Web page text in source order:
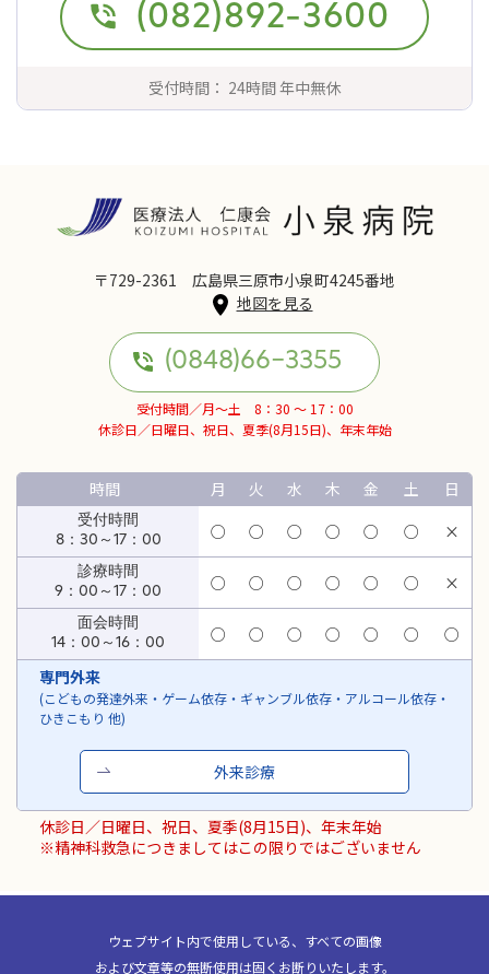
(082)892-3600
受付時間： 24時間 年中無休
〒729-2361 広島県三原市小泉町4245番地
地図を見る
(0848)66-3355
受付時間／月～土 8：30 ～ 17：00
休診日／日曜日、祝日、夏季(8月15日)、年末年始
時間 月 火 水 木 金 土 日
受付時間
8：30～17：00
○ ○ ○ ○ ○ ○ ×
診療時間
9：00～17：00
○ ○ ○ ○ ○ ○ ×
面会時間
14：00～16：00
○ ○ ○ ○ ○ ○
○
専門外来
(こどもの発達外来・ゲーム依存・ギャンブル依存・アルコール依存・
ひきこもり 他)
外来診療
休診日／日曜日、祝日、夏季(8月15日)、年末年始
※精神科救急につきましてはこの限りではございません
ウェブサイト内で使用している、すべての画像
および文章等の無断使用は固くお断りいたします。